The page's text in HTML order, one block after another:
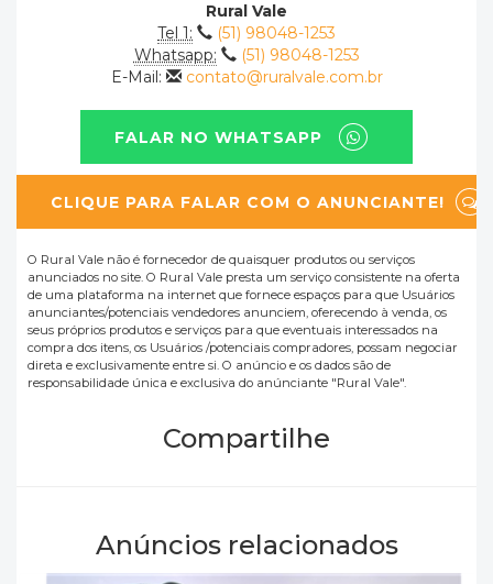
Rural Vale
Tel 1:
(51) 98048-1253
Whatsapp:
(51) 98048-1253
E-Mail:
contato@ruralvale.com.br
FALAR NO WHATSAPP
CLIQUE PARA FALAR COM O ANUNCIANTE!
O Rural Vale não é fornecedor de quaisquer produtos ou serviços
anunciados no site. O Rural Vale presta um serviço consistente na oferta
de uma plataforma na internet que fornece espaços para que Usuários
anunciantes/potenciais vendedores anunciem, oferecendo à venda, os
seus próprios produtos e serviços para que eventuais interessados na
compra dos itens, os Usuários /potenciais compradores, possam negociar
direta e exclusivamente entre si. O anúncio e os dados são de
responsabilidade única e exclusiva do anúnciante "Rural Vale".
Compartilhe
Anúncios relacionados